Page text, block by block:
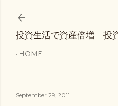
投資生活で資産倍増 投
HOME
September 29, 2011